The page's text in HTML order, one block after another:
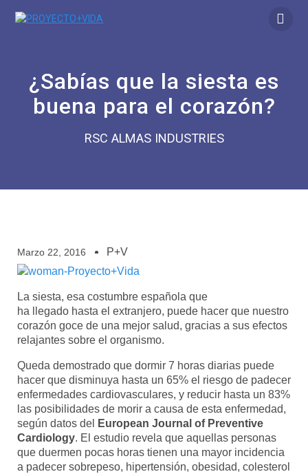
¿Sabías que la siesta es
buena para el corazón?
RSC ALMAS INDUSTRIES
Marzo 22, 2016 P+V
La siesta, esa costumbre española que
ha llegado hasta el extranjero, puede hacer que nuestro
corazón goce de una mejor salud, gracias a sus efectos
relajantes sobre el organismo.
Queda demostrado que dormir 7 horas diarias puede
hacer que disminuya hasta un 65% el riesgo de padecer
enfermedades cardiovasculares, y reducir hasta un 83%
las posibilidades de morir a causa de esta enfermedad,
según datos del
European Journal of Preventive
Cardiology. El estudio revela que aquellas personas
que duermen pocas horas tienen una mayor incidencia
a padecer sobrepeso, hipertensión, obesidad, colesterol